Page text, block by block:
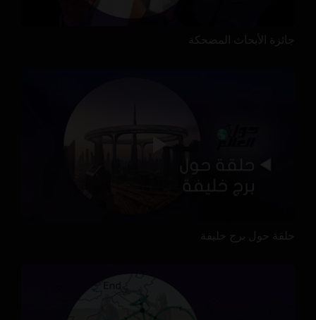
جائزة الأبحاث المضحكة
حلقة حول برج خليفة